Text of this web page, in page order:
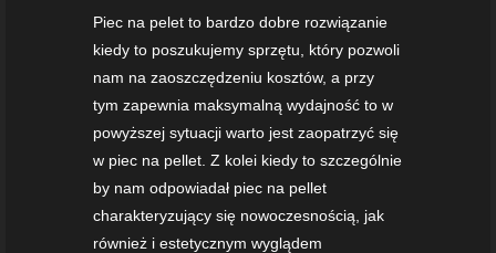
Piec na pelet to bardzo dobre rozwiązanie
kiedy to poszukujemy sprzętu, który pozwoli
nam na zaoszczędzeniu kosztów, a przy
tym zapewnia maksymalną wydajność to w
powyższej sytuacji warto jest zaopatrzyć się
w piec na pellet. Z kolei kiedy to szczególnie
by nam odpowiadał piec na pellet
charakteryzujący się nowoczesnością, jak
również i estetycznym wyglądem